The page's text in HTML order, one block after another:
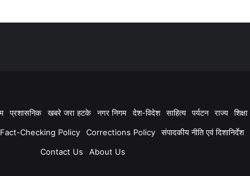
प्रशासनिक खबरे जरा हटके नगर निगम देश-विदेश साहित्य पर्यटन राज्य शिक्षा
Fact-Checking Policy Corrections Policy संपादकीय नीति एवं दिशानिर्देश
Contact Us
About Us